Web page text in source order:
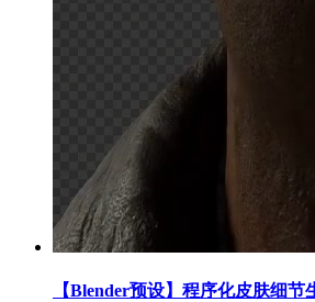
【Blender预设】程序化皮肤细节